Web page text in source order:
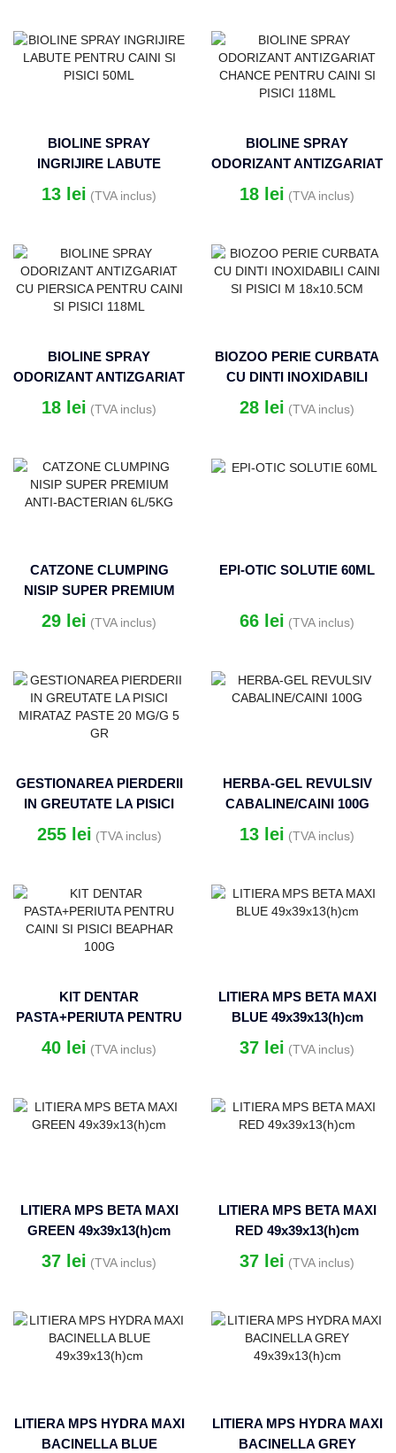
BIOLINE SPRAY
INGRIJIRE LABUTE
PENTRU CAINI SI PISICI
50ML
13 lei (TVA inclus)
BIOLINE SPRAY
ODORIZANT ANTIZGARIAT
CHANCE PENTRU CAINI SI
PISICI 118ML
18 lei (TVA inclus)
BIOLINE SPRAY
ODORIZANT ANTIZGARIAT
CU PIERSICA PENTRU
CAINI SI PISICI 118ML
18 lei (TVA inclus)
BIOZOO PERIE CURBATA
CU DINTI INOXIDABILI
CAINI SI PISICI M
18×10.5CM
28 lei (TVA inclus)
CATZONE CLUMPING
NISIP SUPER PREMIUM
ANTI-BACTERIAN 6L/5KG
29 lei (TVA inclus)
EPI-OTIC SOLUTIE 60ML
66 lei (TVA inclus)
GESTIONAREA PIERDERII
IN GREUTATE LA PISICI
MIRATAZ PASTE 20 MG/G
5 GR
255 lei (TVA inclus)
HERBA-GEL REVULSIV
CABALINE/CAINI 100G
13 lei (TVA inclus)
KIT DENTAR
PASTA+PERIUTA PENTRU
CAINI SI PISICI BEAPHAR
100G
40 lei (TVA inclus)
LITIERA MPS BETA MAXI
BLUE 49x39x13(h)cm
37 lei (TVA inclus)
LITIERA MPS BETA MAXI
GREEN 49x39x13(h)cm
37 lei (TVA inclus)
LITIERA MPS BETA MAXI
RED 49x39x13(h)cm
37 lei (TVA inclus)
LITIERA MPS HYDRA MAXI
BACINELLA BLUE
LITIERA MPS HYDRA MAXI
BACINELLA GREY